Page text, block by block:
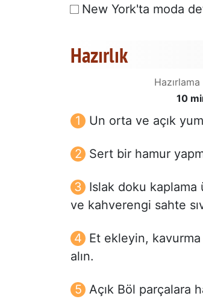
New York'ta moda
Hazırlık
10
Un orta ve açık
Sert bir hamur
Islak doku kaplama
ve kahverengi sahte
Et ekleyin,
alın.
Açık Böl parçalara